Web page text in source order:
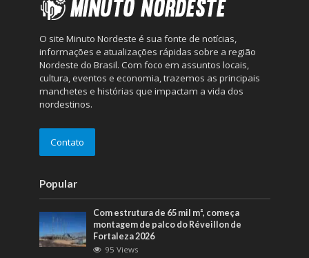
O site Minuto Nordeste é sua fonte de notícias,
informações e atualizações rápidas sobre a região
Nordeste do Brasil. Com foco em assuntos locais,
cultura, eventos e economia, trazemos as principais
manchetes e histórias que impactam a vida dos
nordestinos.
Contato
Popular
Com estrutura de 65 mil m², começa
montagem de palco do Réveillon de
Fortaleza 2026
95 Views